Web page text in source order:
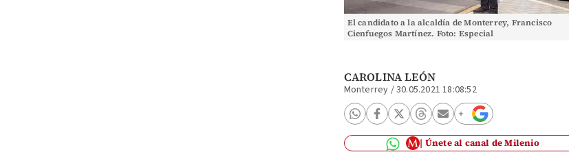
El candidato a la alcaldía de Monterrey, Francisco
Cienfuegos Martínez. Foto: Especial
CAROLINA LEÓN
Monterrey /30.05.2021 18:08:52
Únete al canal de Milenio